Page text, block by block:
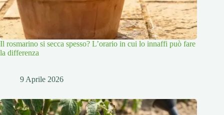
Il rosmarino si secca spesso? L’orario in cui lo innaffi può fare
la differenza
9 Aprile 2026